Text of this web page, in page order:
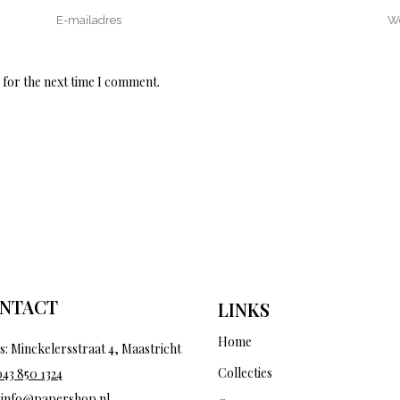
the next time I comment.
Minckelersstraat 4, Maastricht
850 1324
LINKS
Home
Collecties